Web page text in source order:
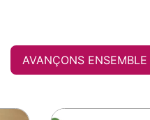
AVANÇONS